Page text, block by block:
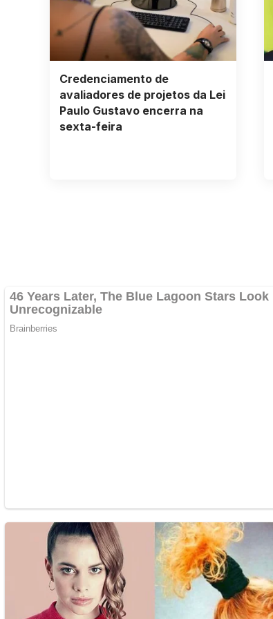
Credenciamento de
avaliadores de projetos da Lei
Paulo Gustavo encerra na
sexta-feira